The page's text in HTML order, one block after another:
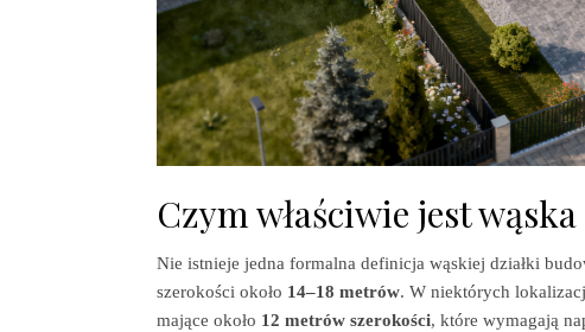
Czym właściwie jest
Nie istnieje jedna formalna definicja wąskiej działki
szerokości około 14–18 metrów. W niektórych
mające około 12 metrów szerokości, które wymagają